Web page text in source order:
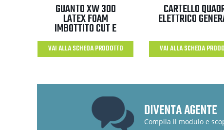
GUANTO XW 300
LATEX FOAM
IMBOTTITO CUT E
VAI ALLA SCHEDA PRODOTTO
CARTELLO
ELETTRICO
VAI ALLA SCHEDA
DIVENTA AGENTE
Compila il modulo e